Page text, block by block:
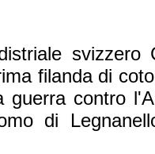
svizzero
filanda di
guerra contro
di